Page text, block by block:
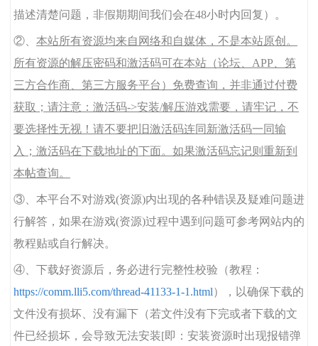
描述清楚问题，非假期期间我们会在48小时内回复）。
②、 本站所有资源均来自网络和自媒体，不是本站原创。
所有资源的解压密码和激活码可在本站（论坛、APP、第
三方合作商、第三方服务平台）免费查询，并非通过付费
获取；请注意：激活码->安装/解压游戏需要，请牢记，不
要选择性无视！请不要把旧激活码连同新激活码一同输
入；激活码在下载地址的下面。如果激活码忘记则重新到
本帖查询。
③、本平台不对游戏(资源)内出现的各种错误及疑难问题进
行解答，如果在游戏(资源)过程中遇到问题可参考网站内的
教程贴或自行解决。
④、下载好资源后，务必进行完整性校验（教程：
https://comm.lli5.com/thread-41133-1-1.html），以确保下载的
文件没有损坏、没有漏下（若文件没有下完或者下载的文
件已经损坏，会导致无法安装[即：安装资源时出现报错弹